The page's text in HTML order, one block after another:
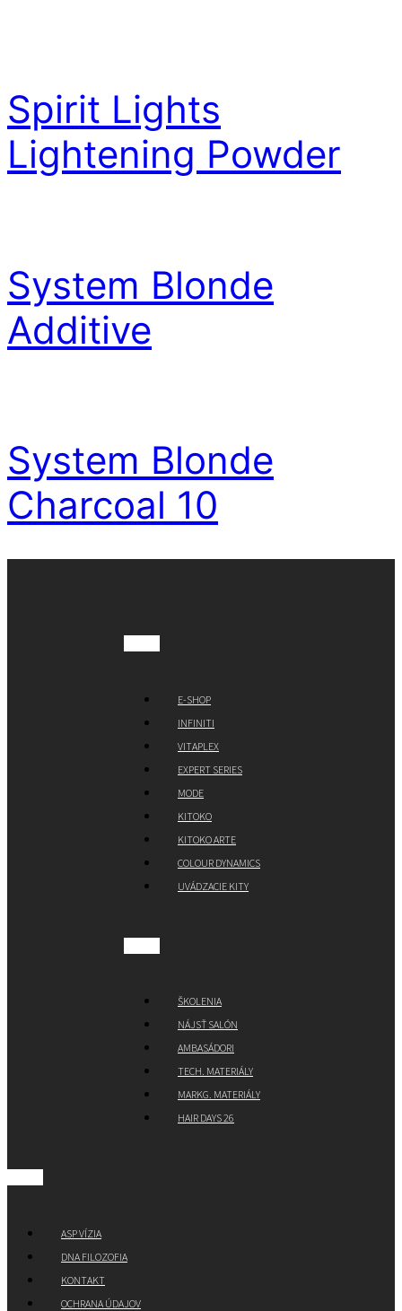
Spirit Lights
Lightening Powder
System Blonde
Additive
System Blonde
Charcoal 10
E-SHOP
INFINITI
VITAPLEX
EXPERT SERIES
MODE
KITOKO
KITOKO ARTE
COLOUR DYNAMICS
UVÁDZACIE KITY
ŠKOLENIA
NÁJSŤ SALÓN
AMBASÁDORI
TECH. MATERIÁLY
MARKG. MATERIÁLY
HAIR DAYS 26
ASP VÍZIA
DNA FILOZOFIA
KONTAKT
OCHRANA ÚDAJOV